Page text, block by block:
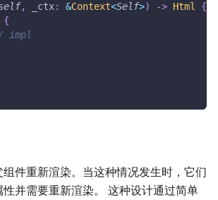
, _ctx: &Context<Self>) -> Html
{
{
impl
件重新渲染。当这种情况发生时，它们
并需要重新渲染。 这种设计通过简单